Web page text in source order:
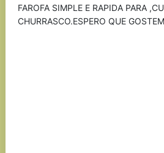
FAROFA SIMPLE E RAPIDA PARA
CHURRASCO.ESPERO QUE GOSTEM